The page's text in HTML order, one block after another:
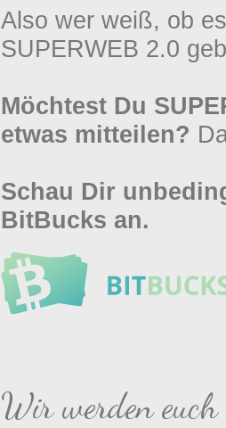
Also wer weiß, ob
SUPERWEB 2.0
Möchtest Du
etwas mitteilen?
Schau Dir
BitBucks an.
Wir werden